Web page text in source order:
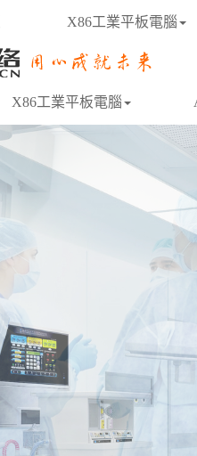
X86工業平板電腦
X86工業平板電腦